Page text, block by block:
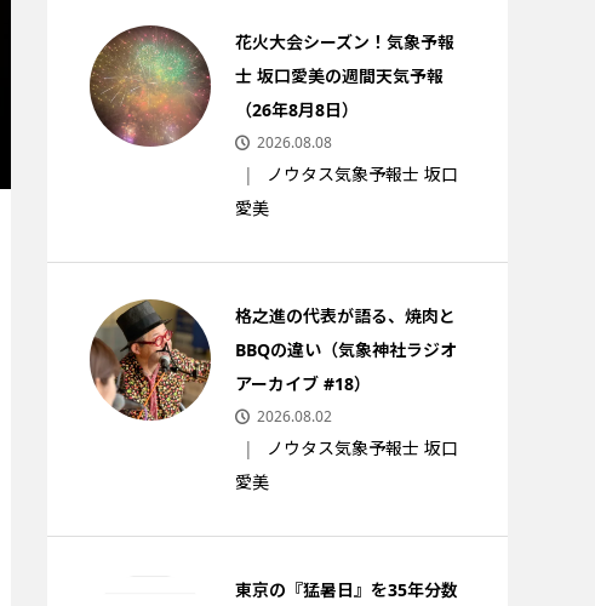
花火大会シーズン！気象予報
士 坂口愛美の週間天気予報
（26年8月8日）
2026.08.08
ノウタス気象予報士 坂口
愛美
格之進の代表が語る、焼肉と
BBQの違い（気象神社ラジオ
アーカイブ #18）
2026.08.02
ノウタス気象予報士 坂口
愛美
東京の『猛暑日』を35年分数